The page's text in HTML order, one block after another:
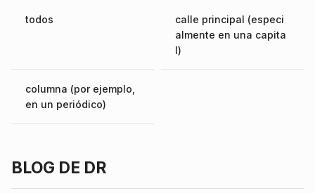
todos
calle principal (especi
almente en una capita
l)
columna (por ejemplo,
en un periódico)
BLOG DE DR